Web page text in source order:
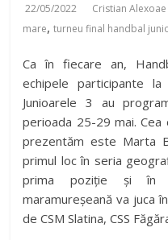
22/05/2022 Cristian Alexoae
mare,turneu final handbal
Ca în fiecare an,
echipele participante
Junioarele 3 au
perioada 25-29 mai.
prezentăm este Marta
primul loc în seria
prima poziție și în
maramureșeană va juca
de CSM Slatina, CSS